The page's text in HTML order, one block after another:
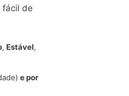
de
, Estável,
e por